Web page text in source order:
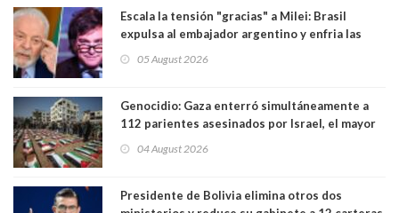
Escala la tensión "gracias" a Milei: Brasil
expulsa al embajador argentino y enfria las
trasandino
05 August 2026
Genocidio: Gaza enterró simultáneamente a
112 parientes asesinados por Israel, el mayor
muertos figuran 44 niños y nueve ancianos
04 August 2026
Presidente de Bolivia elimina otros dos